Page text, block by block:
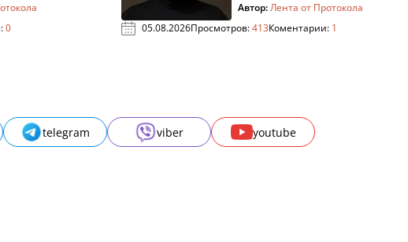
0
Автор:Лента от Протокола
05.08.2026Просмотров:413Коментарии: 1
telegram viber youtube